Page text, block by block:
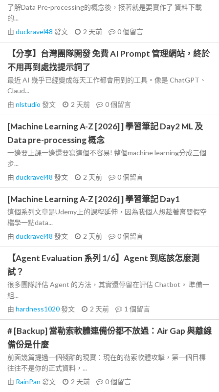
了解Data Pre-processing的概念後，接著就是要實作了 資料下載
的...
由 duckravel48 發文 2 天前 0個留言
【分享】台灣團隊開發 免費 AI Prompt 管理網站，終於
不用再到處找提示詞了
最近 AI 幾乎已經變成每天工作都會用到的工具。像是 ChatGPT、
Claud...
由 nlstudio 發文 2 天前 0個留言
[Machine Learning A-Z [2026] ] 學習筆記 Day2 ML 及
Data pre-processing 概念
一邊要上課一邊還要寫這個不容易! 整個machine learning分成三個
步...
由 duckravel48 發文 2 天前 0個留言
[Machine Learning A-Z [2026] ] 學習筆記 Day1
這個系列文章是Udemy上的課程延伸，因為我個人想趁著育嬰假空
檔學一點data...
由 duckravel48 發文 2 天前 0個留言
【Agent Evaluation 系列 1/6】Agent 到底該怎麼測
試？
很多團隊評估 Agent 的方法，其實還停留在評估 Chatbot。 準備一
組...
由 hardness1020發文 2 天前 1 個留言
# [Backup] 當勒索軟體連備份都不放過：Air Gap 與離線
備份是什麼
前面幾篇提過一個殘酷的現實：現在的勒索軟體攻擊，第一個目標
往往不是你的正式資料，...
由 RainPan 發文 2 天前 0個留言